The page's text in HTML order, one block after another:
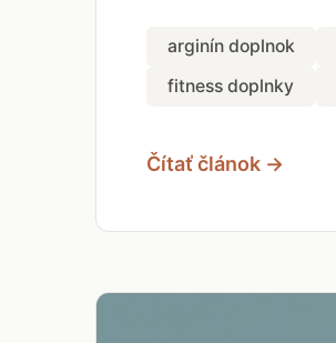
arginín doplnok
fitness doplnky
Čítať článok →